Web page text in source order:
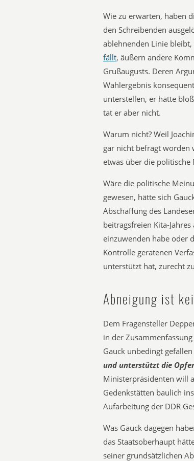
Wie zu erwarten, haben
den Schreibenden
ablehnenden Linie
fällt, äußern andere
Grußaugusts. Deren
Wahlergebnis
unterstellen, er hätte
tat er aber nicht.
Warum nicht? Weil
gar nicht befragt worden
etwas über die
Wäre die politische
gewesen, hätte sich
Abschaffung des
beitragsfreien Kita-
einzuwenden habe oder
Kontrolle geratenen
unterstützt hat, zurecht
Abneigung ist
Dem Fragensteller
in der
Gauck unbedingt
und unterstützt die Opfer
Ministerpräsidenten will
Gedenkstätten baulich
Aufarbeitung der DDR
Was Gauck dagegen
das Staatsoberhaupt
seiner grundsätzlichen